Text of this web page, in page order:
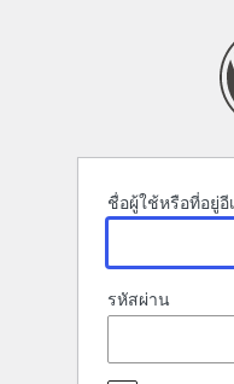
ชื่อผู้ใช้หรือที่อยู่อี
รหัสผ่าน